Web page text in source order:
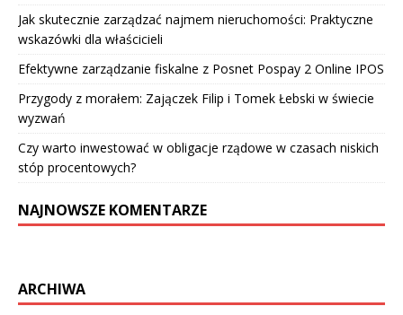
Jak skutecznie zarządzać najmem nieruchomości: Praktyczne
wskazówki dla właścicieli
Efektywne zarządzanie fiskalne z Posnet Pospay 2 Online IPOS
Przygody z morałem: Zajączek Filip i Tomek Łebski w świecie
wyzwań
Czy warto inwestować w obligacje rządowe w czasach niskich
stóp procentowych?
NAJNOWSZE KOMENTARZE
ARCHIWA